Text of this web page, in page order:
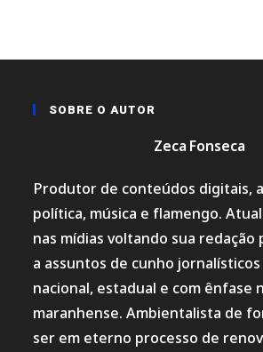
SOBRE O AUTOR
Zeca Fonseca
Produtor de conteúdos digitais,
política, música e flamengo.
nas mídias voltando sua
a assuntos de cunho
nacional, estadual e com ênfase
maranhense. Ambientalista de
ser em eterno processo de